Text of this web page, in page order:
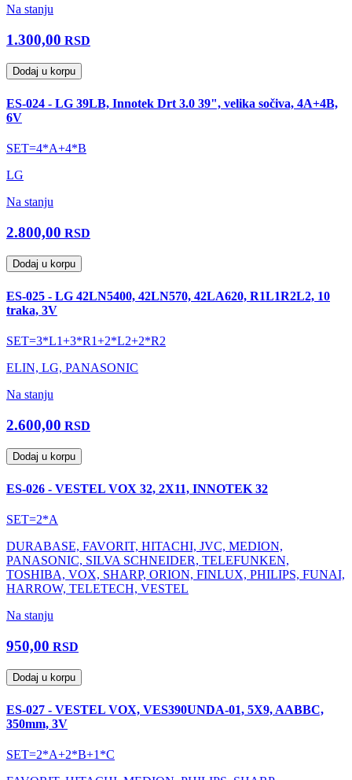
Na stanju
1.300,00 RSD
Dodaj u korpu
ES-024 - LG 39LB, Innotek Drt 3.0 39", velika sočiva, 4A+4B,
6V
SET=4*A+4*B
LG
Na stanju
2.800,00 RSD
Dodaj u korpu
ES-025 - LG 42LN5400, 42LN570, 42LA620, R1L1R2L2, 10
traka, 3V
SET=3*L1+3*R1+2*L2+2*R2
ELIN, LG, PANASONIC
Na stanju
2.600,00 RSD
Dodaj u korpu
ES-026 - VESTEL VOX 32, 2X11, INNOTEK 32
SET=2*A
DURABASE, FAVORIT, HITACHI, JVC, MEDION,
PANASONIC, SILVA SCHNEIDER, TELEFUNKEN,
TOSHIBA, VOX, SHARP, ORION, FINLUX, PHILIPS, FUNAI,
HARROW, TELETECH, VESTEL
Na stanju
950,00 RSD
Dodaj u korpu
ES-027 - VESTEL VOX, VES390UNDA-01, 5X9, AABBC,
350mm, 3V
SET=2*A+2*B+1*C